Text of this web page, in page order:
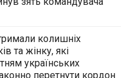
колишніх
та жінку, які
українських
перетнути кордон